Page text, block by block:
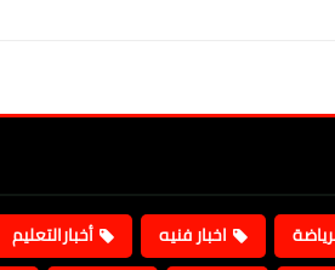
اخبار فنيه أخبارالتعليم